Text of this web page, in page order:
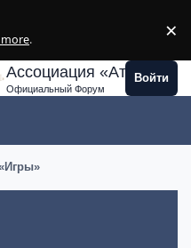
. ×
Ассоциация
Официальный Форум
Войти